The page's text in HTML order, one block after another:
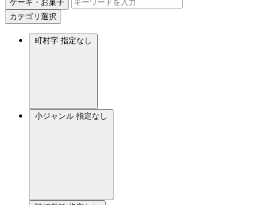
ケーキ・お菓子
カテゴリ選択
町村字 指定なし
小ジャンル 指定なし